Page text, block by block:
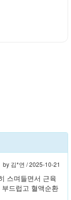
by 김*연 /2025-10-21
스며들면서 근육
드럽고 혈액순환